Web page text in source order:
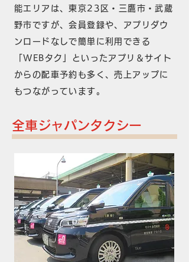
能エリアは、東京23区・三鷹市・武蔵
野市ですが、会員登録や、アプリダウ
ンロードなしで簡単に利用できる
「WEBタク」といったアプリ＆サイト
からの配車予約も多く、売上アップに
もつながっています。
全車ジャパンタクシー